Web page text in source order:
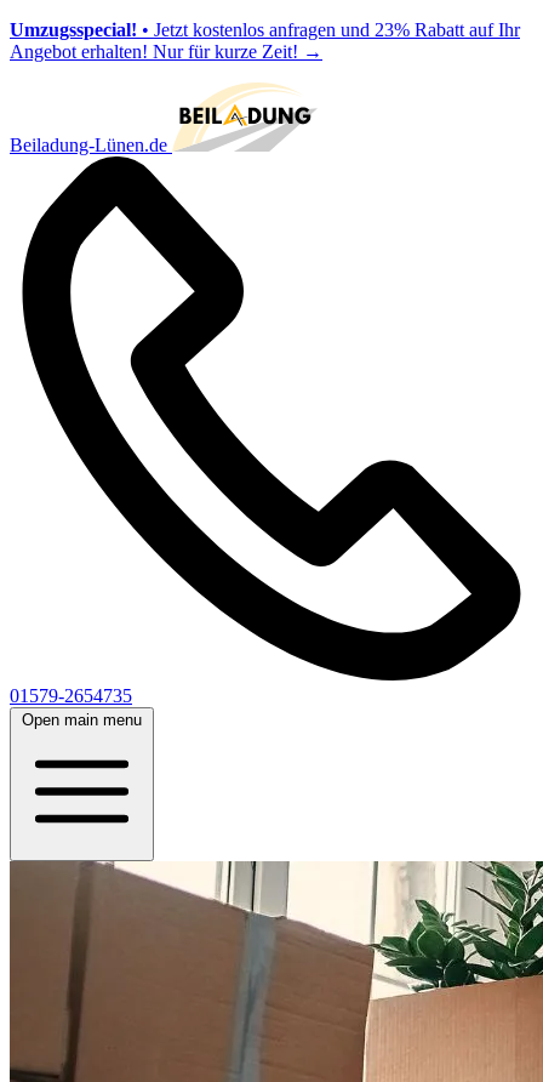
Umzugsspecial! • Jetzt kostenlos anfragen und 23% Rabatt auf Ihr
Angebot erhalten! Nur für kurze Zeit! →
Beiladung-Lünen.de
01579-2654735
Open main menu